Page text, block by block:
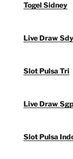
Togel Sidney
Live Draw Sdy
Slot Pulsa Tri
Live Draw
Slot Pulsa